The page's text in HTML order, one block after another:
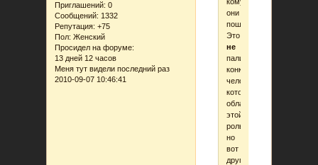
Приглашений: 0
Сообщений: 1332
Репутация: +75
Пол: Женский
Просидел на форуме:
13 дней 12 часов
Меня тут видели последний раз
2010-09-07 10:46:41
они
пошли.
Это
не
палит
конкретного
человека,
который
обладает
этой
ролью,
но
вот
другой